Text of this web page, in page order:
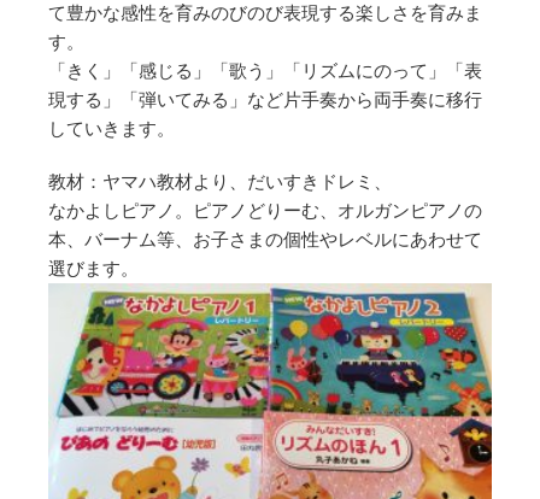
て豊かな感性を育みのびのび表現する楽しさを育みま
す。
「きく」「感じる」「歌う」「リズムにのって」「表
現する」「弾いてみる」など片手奏から両手奏に移行
していきます。
教材：ヤマハ教材より、だいすきドレミ、
なかよしピアノ。ピアノどりーむ、オルガンピアノの
本、バーナム等、お子さまの個性やレベルにあわせて
選びます。